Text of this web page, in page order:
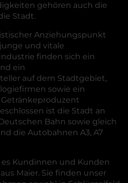
gehören auch die
Stadt.
Anziehungspunkt
und vitale
finden sich ein
ein
auf dem Stadtgebiet,
sowie ein
ist die Stadt an
Bahn sowie gleich
die Autobahnen A3, A7
Kundinnen und Kunden
Maier. Sie finden unser